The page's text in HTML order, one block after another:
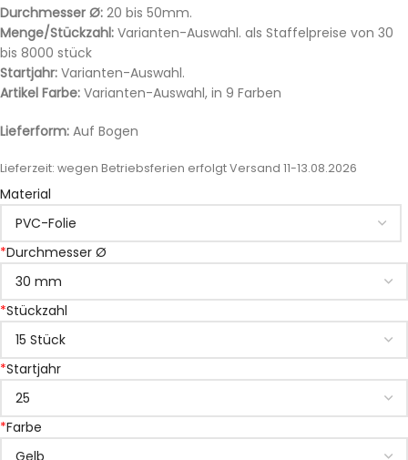
Durchmesser Ø: 20 bis 50mm.
Menge/Stückzahl: Varianten-Auswahl. als Staffelpreise von 30
bis 8000 stück
Startjahr: Varianten-Auswahl.
Artikel Farbe: Varianten-Auswahl, in 9 Farben
Lieferform: Auf Bogen
Lieferzeit: wegen Betriebsferien erfolgt Versand 11-13.08.2026
Material
*Durchmesser Ø
*Stückzahl
*Startjahr
*Farbe